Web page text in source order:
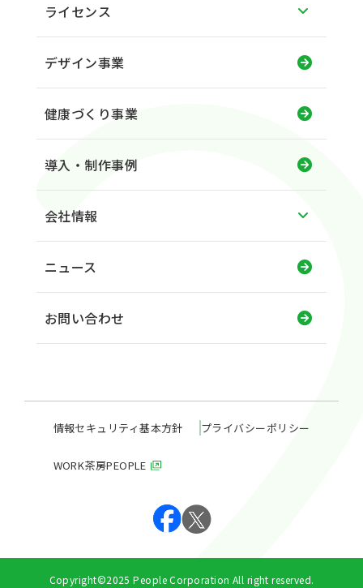
ライセンス
デザイン事業
健康づくり事業
導入・制作事例
会社情報
ニュース
お問い合わせ
情報セキュリティ基本方針 プライバシーポリシー
WORK茶房PEOPLE
Copyright©2025 People Corporation All right reserved.